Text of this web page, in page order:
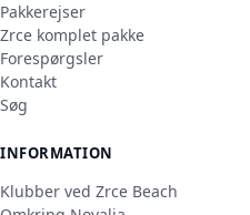
Pakkerejser
Zrce komplet pakke
Forespørgsler
Kontakt
Søg
INFORMATION
Klubber ved Zrce Beach